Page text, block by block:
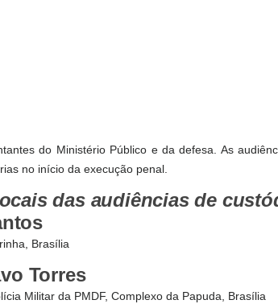
do Ministério Público e da defesa. As
no início da execução penal.
das audiências de
Brasília
Torres
Militar da PMDF, Complexo da Papuda, Brasília